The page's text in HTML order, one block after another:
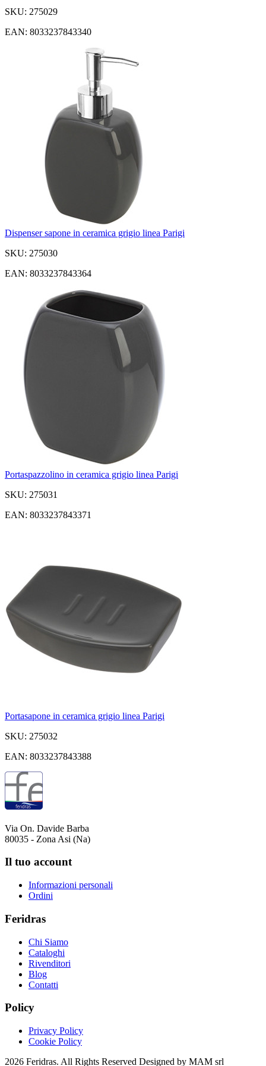
SKU: 275029
EAN: 8033237843340
Dispenser sapone in ceramica grigio linea Parigi
SKU: 275030
EAN: 8033237843364
Portaspazzolino in ceramica grigio linea Parigi
SKU: 275031
EAN: 8033237843371
Portasapone in ceramica grigio linea Parigi
SKU: 275032
EAN: 8033237843388
Via On. Davide Barba
80035 - Zona Asi (Na)
Il tuo account
Informazioni personali
Ordini
Feridras
Chi Siamo
Cataloghi
Rivenditori
Blog
Contatti
Policy
Privacy Policy
Cookie Policy
2026 Feridras. All Rights Reserved Designed by MAM srl